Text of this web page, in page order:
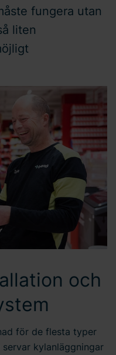
fungera utan
liten
och
för de flesta typer
kylanläggningar